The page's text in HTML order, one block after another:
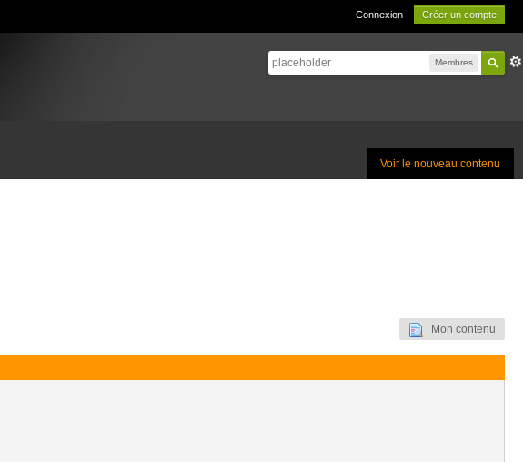
Connexion Créer un compte
Membres
Voir le nouveau contenu
Mon contenu